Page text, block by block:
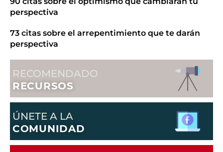
perspectiva
73 citas sobre el arrepentimiento que te darán
perspectiva
RECOMENDADO
RECURSOS
ÚNETE A LA
COMUNIDAD